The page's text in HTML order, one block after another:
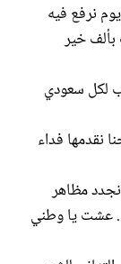
نرفع فيه
بألف خير
من القلب لكل سعودي
نقدمها فداء
نجدد مظاهر
عشت يا وطني